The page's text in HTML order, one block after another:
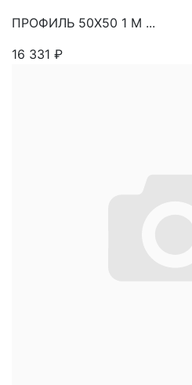
ПРОФИЛЬ 50Х50 1 М ...
16 331 ₽